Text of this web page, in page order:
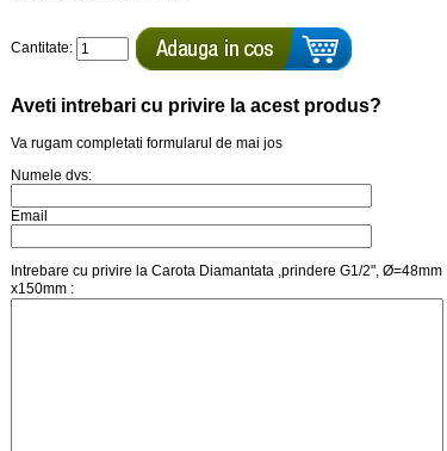
Cantitate:
Aveti intrebari cu privire la acest produs?
Va rugam completati formularul de mai jos
Numele dvs:
Email
Intrebare cu privire la Carota Diamantata ,prindere G1/2", Ø=48mm
x150mm :